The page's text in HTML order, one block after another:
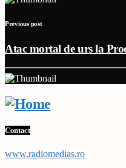
Previous post
Atac mortal de urs la
Contact
www,radiomedias.ro